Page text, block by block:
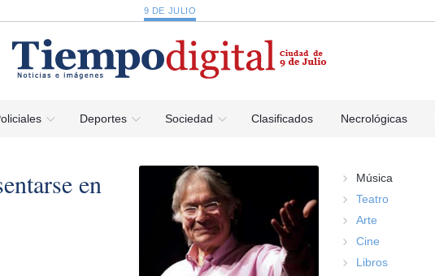
9 DE JULIO
Deportes Sociedad Clasificados Necrológicas
en
Música
Teatro
Arte
Cine
Libros